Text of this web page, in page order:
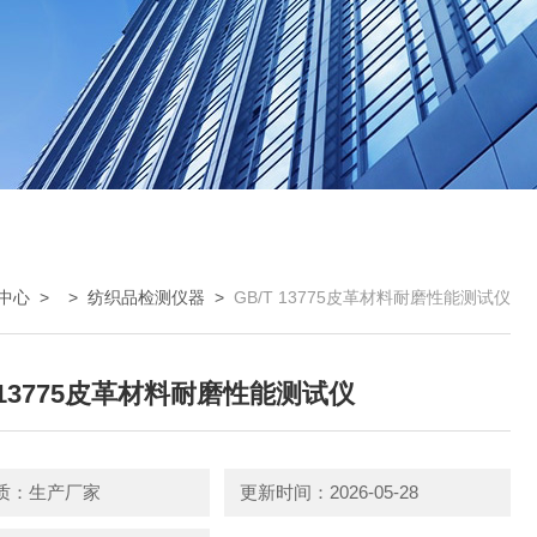
心 > > 纺织品检测仪器 > GB/T 13775皮革材料耐磨性能测试仪
皮革材料耐磨性能测试仪
：生产厂家 更新时间：2026-05-28